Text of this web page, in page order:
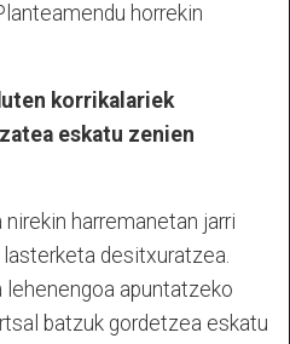
horrekin
korrikalariek
eskatu zenien
harremanetan jarri
lasterketa desitxuratzea.
apuntatzeko
batzuk gordetzea eskatu